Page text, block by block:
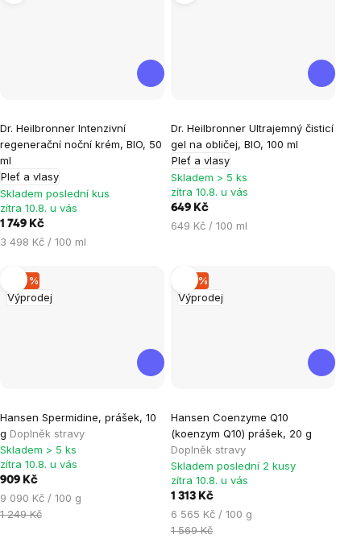
Dr. Heilbronner Intenzivní
regenerační noční krém, BIO, 50
ml
Pleť a vlasy
Skladem poslední kus
zítra 10.8. u vás
1 749 Kč
Měrná
3 498 Kč / 100 ml
Dr. Heilbronner Ultrajemný čisticí
gel na obličej, BIO, 100 ml
Pleť a vlasy
Skladem > 5 ks
zítra 10.8. u vás
649 Kč
Měrná
649 Kč / 100 ml
Výprodej
–27 %
Hansen Spermidine, prášek, 10
g Doplněk stravy
Skladem > 5 ks
zítra 10.8. u vás
909 Kč
Měrná
cena:
9 090 Kč / 100 g
1 249 Kč
Výprodej
–16 %
Hansen Coenzyme Q10
(koenzym Q10) prášek, 20 g
Doplněk stravy
Skladem poslední 2 kusy
zítra 10.8. u vás
1 313 Kč
Měrná
cena:
6 565 Kč / 100 g
1 569 Kč